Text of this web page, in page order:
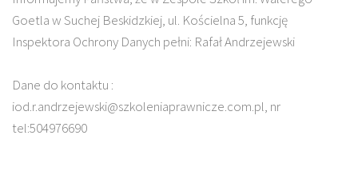
Goetla w Suchej Beskidzkiej, ul. Kościelna 5, funkcję
Inspektora Ochrony Danych pełni: Rafał Andrzejewski
Dane do kontaktu :
iod.r.andrzejewski@szkoleniaprawnicze.com.pl, nr
tel:504976690